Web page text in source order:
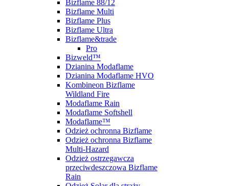
Bizflame 88/12
Bizflame Multi
Bizflame Plus
Bizflame Ultra
Bizflame&trade
Pro
Bizweld™
Dzianina Modaflame
Dzianina Modaflame HVO
Kombineon Bizflame
Wildland Fire
Modaflame Rain
Modaflame Softshell
Modaflame™
Odzież ochronna Bizflame
Odzież ochronna Bizflame
Multi-Hazard
Odzież ostrzegawcza
przeciwdeszczowa Bizflame
Rain